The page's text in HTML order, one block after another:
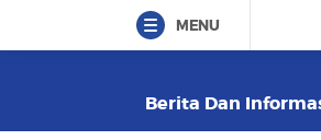
MENU
Berita Dan